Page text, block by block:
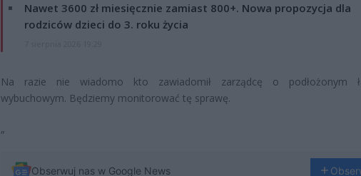
Nawet 3600 zł miesięcznie zamiast 800+. Nowa propozycja dla
rodziców dzieci do 3. roku życia
Na razie nie wiadomo kto zawiadomił zarządcę o podłożonym
wybuchowym. Będziemy monitorować tę sprawę.
„
Obserwuj nas w Google News